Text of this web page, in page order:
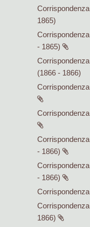
Corrispondenza
1865)
Corrispondenza
- 1865)
Corrispondenza
(1866 - 1866)
Corrispondenza
Corrispondenza
Corrispondenza
- 1866)
Corrispondenza
- 1866)
Corrispondenza
Corrispondenza
1866)